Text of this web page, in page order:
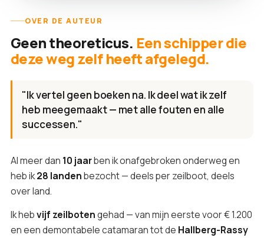
OVER DE AUTEUR
Geen theoreticus. Een schipper die
deze weg zelf heeft afgelegd.
"Ik vertel geen boeken na. Ik deel wat ik zelf
heb meegemaakt — met alle fouten en alle
successen."
Al meer dan 10 jaarben ik onafgebroken onderweg en
heb ik28 landenbezocht — deels per zeilboot, deels
over land.
Ik hebvijf zeilbotengehad — van mijn eerste voor € 1.200
en een demontabele catamaran tot de Hallberg-Rassy